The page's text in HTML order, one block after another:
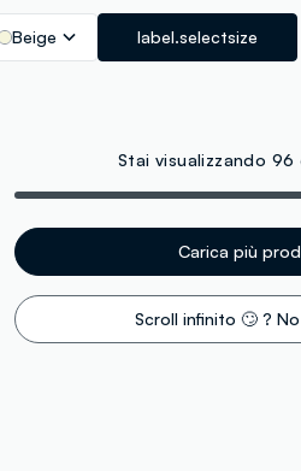
Beige label.selectsize
Stai visualizzando 96
Carica più
Scroll infinito 🙄 ?